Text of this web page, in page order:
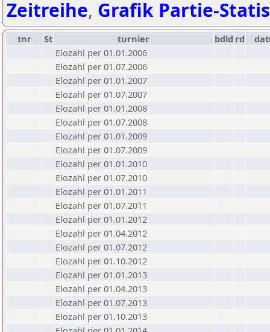
Zeitreihe, Grafik Partie-
tnr St turnier bdld rd
Elozahl per 01.01.2006
Elozahl per 01.07.2006
Elozahl per 01.01.2007
Elozahl per 01.07.2007
Elozahl per 01.01.2008
Elozahl per 01.07.2008
Elozahl per 01.01.2009
Elozahl per 01.07.2009
Elozahl per 01.01.2010
Elozahl per 01.07.2010
Elozahl per 01.01.2011
Elozahl per 01.07.2011
Elozahl per 01.01.2012
Elozahl per 01.04.2012
Elozahl per 01.07.2012
Elozahl per 01.10.2012
Elozahl per 01.01.2013
Elozahl per 01.04.2013
Elozahl per 01.07.2013
Elozahl per 01.10.2013